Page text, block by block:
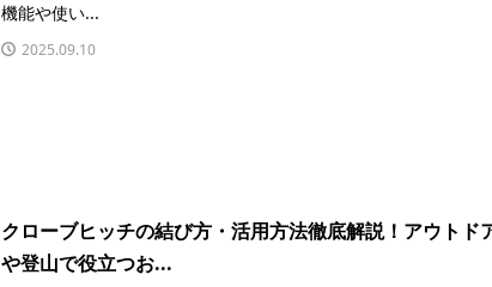
機能や使い...
2025.09.10
クローブヒッチの結び方・活用方法徹底解説！アウトド
や登山で役立つお...